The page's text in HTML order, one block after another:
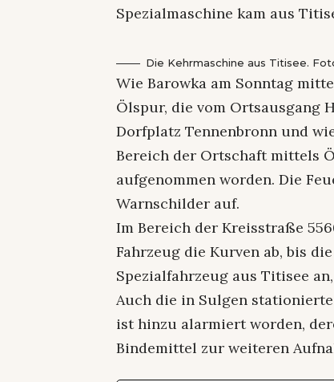
Spezialmaschine kam aus
Die Kehrmaschine aus Titisee.
Wie Barowka am Sonntag
Ölspur, die vom Ortsausgang
Dorfplatz Tennenbronn und
Bereich der Ortschaft mittels
aufgenommen worden. Die
Warnschilder auf.
Im Bereich der Kreisstraße
Fahrzeug die Kurven ab, bis
Spezialfahrzeug aus Titisee
Auch die in Sulgen
ist hinzu alarmiert worden,
Bindemittel zur weiteren